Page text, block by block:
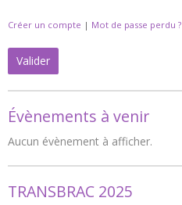
Créer un compte | Mot de passe perdu ?
Valider
Évènements à venir
Aucun évènement à afficher.
TRANSBRAC 2025